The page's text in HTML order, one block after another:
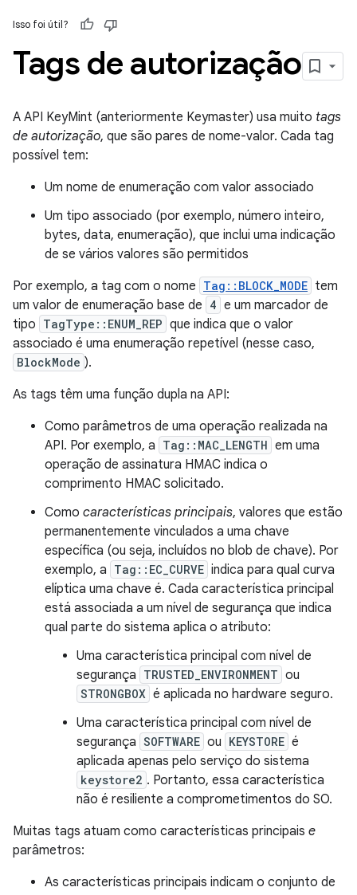
Isso foi útil?
Tags de autorização
A API KeyMint (anteriormente Keymaster) usa muito tags
de autorização, que são pares de nome-valor. Cada tag
possível tem:
Um nome de enumeração com valor associado
Um tipo associado (por exemplo, número inteiro,
bytes, data, enumeração), que inclui uma indicação
de se vários valores são permitidos
Por exemplo, a tag com o nome Tag::BLOCK_MODE tem
um valor de enumeração base de 4 e um marcador de
tipo TagType::ENUM_REP que indica que o valor
associado é uma enumeração repetível (nesse caso,
BlockMode ).
As tags têm uma função dupla na API:
Como parâmetros de uma operação realizada na
API. Por exemplo, a Tag::MAC_LENGTH em uma
operação de assinatura HMAC indica o
comprimento HMAC solicitado.
Como características principais, valores que estão
permanentemente vinculados a uma chave
específica (ou seja, incluídos no blob de chave). Por
exemplo, a Tag::EC_CURVE indica para qual curva
elíptica uma chave é. Cada característica principal
está associada a um nível de segurança que indica
qual parte do sistema aplica o atributo:
Uma característica principal com nível de
segurança TRUSTED_ENVIRONMENT ou
STRONGBOX é aplicada no hardware seguro.
Uma característica principal com nível de
segurança SOFTWARE ou KEYSTORE é
aplicada apenas pelo serviço do sistema
keystore2 . Portanto, essa característica
não é resiliente a comprometimentos do SO.
Muitas tags atuam como características principais e
parâmetros:
As características principais indicam o conjunto de